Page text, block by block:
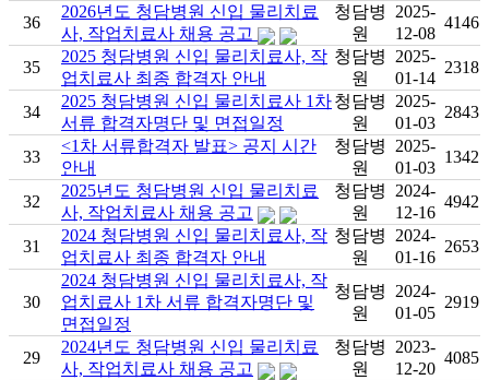
36
2026년도 청담병원 신입 물리치료
사, 작업치료사 채용 공고
청담병
원
2025-
12-08
4146
35
2025 청담병원 신입 물리치료사, 작
업치료사 최종 합격자 안내
청담병
원
2025-
01-14
2318
34
2025 청담병원 신입 물리치료사 1차
서류 합격자명단 및 면접일정
청담병
원
2025-
01-03
2843
33
<1차 서류합격자 발표> 공지 시간
안내
청담병
원
2025-
01-03
1342
32
2025년도 청담병원 신입 물리치료
사, 작업치료사 채용 공고
청담병
원
2024-
12-16
4942
31
2024 청담병원 신입 물리치료사, 작
업치료사 최종 합격자 안내
청담병
원
2024-
01-16
2653
30
2024 청담병원 신입 물리치료사, 작
업치료사 1차 서류 합격자명단 및
면접일정
청담병
원
2024-
01-05
2919
29
2024년도 청담병원 신입 물리치료
사, 작업치료사 채용 공고
청담병
원
2023-
12-20
4085